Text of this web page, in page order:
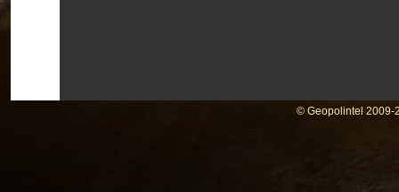
© Geopolintel 2009-